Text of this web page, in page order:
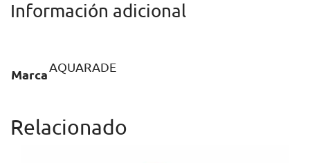
Información adicional
Marca
AQUARADE
Relacionado